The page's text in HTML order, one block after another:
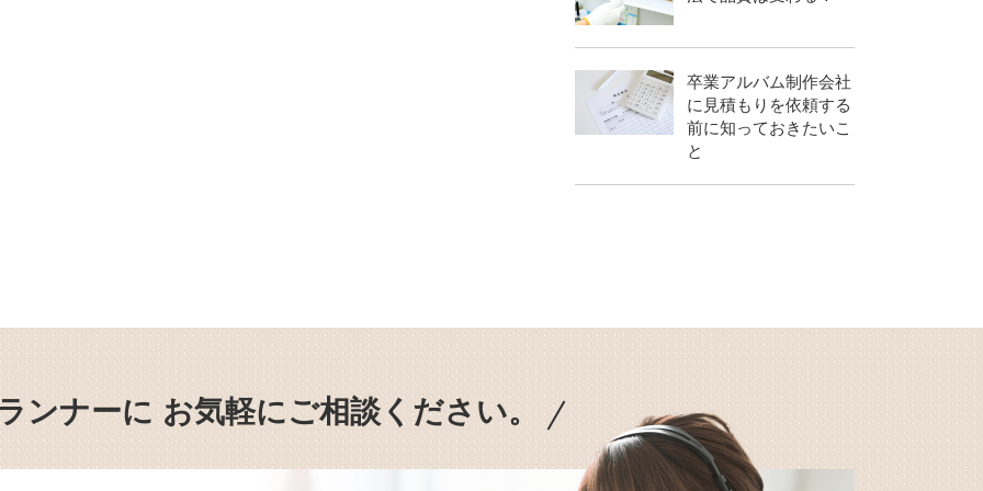
卒業アルバム制作会社
に見積もりを依頼する
前に知っておきたいこ
と
ンナーに お気軽にご相談ください。